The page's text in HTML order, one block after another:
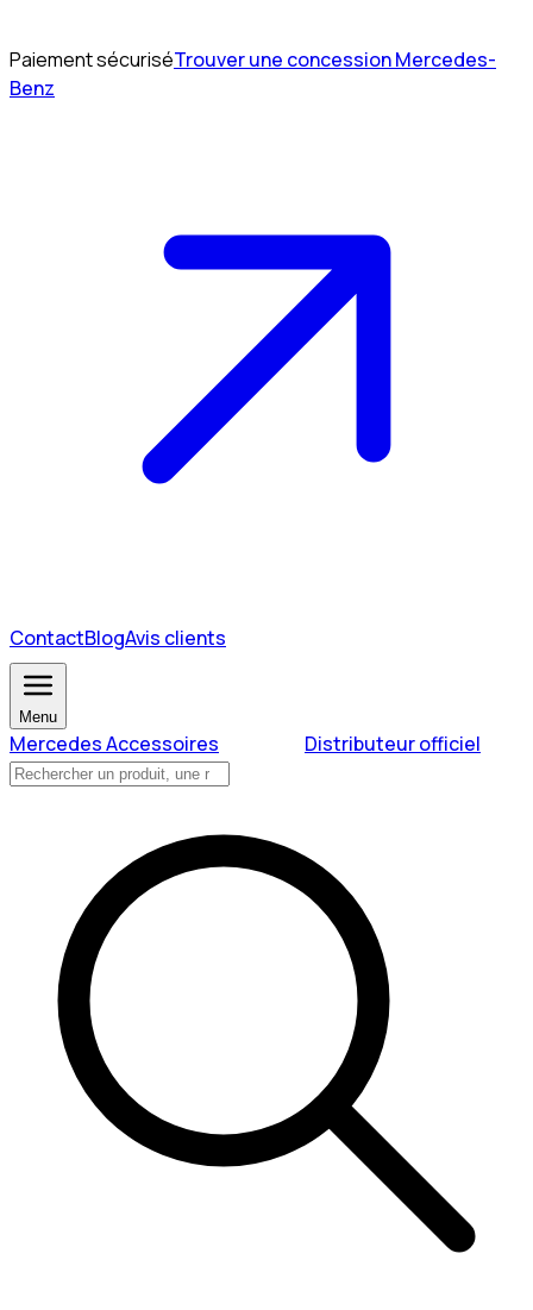
Paiement sécuriséTrouver une concession Mercedes-
Benz
ContactBlogAvis clients
Menu
Mercedes Accessoires Distributeur officiel